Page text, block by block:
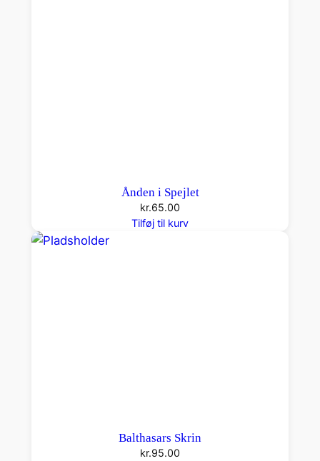
Ånden i Spejlet
kr.65.00
Tilføj til kurv
Balthasars Skrin
kr.95.00